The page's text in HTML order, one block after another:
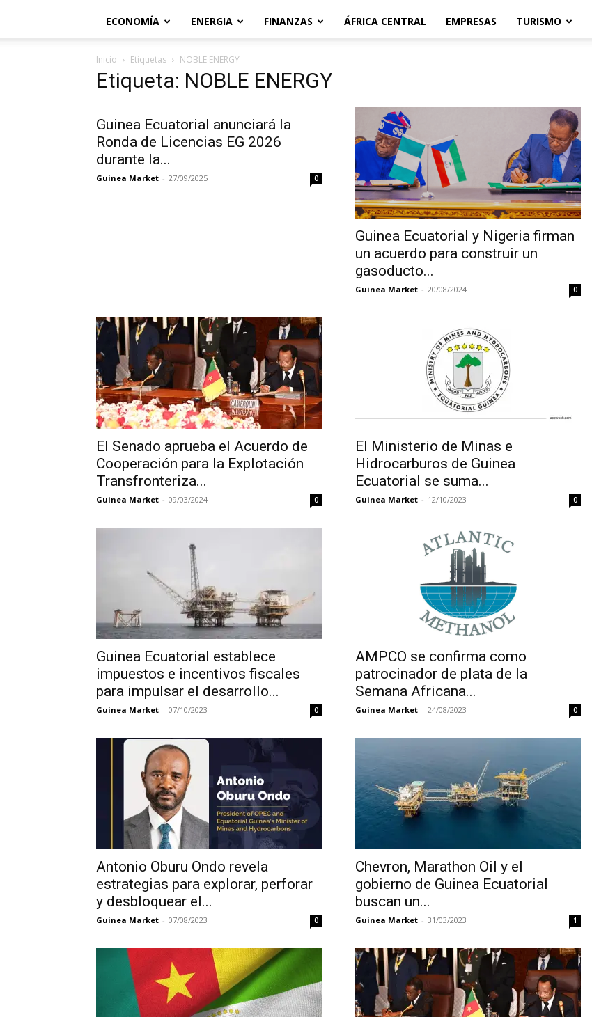
ECONOMÍA ENERGIA FINANZAS ÁFRICA CENTRAL EMPRESAS TURISMO
Inicio Etiquetas NOBLE ENERGY
Etiqueta: NOBLE ENERGY
Guinea Ecuatorial anunciará la
Ronda de Licencias EG 2026
durante la...
Guinea Market - 27/09/2025 0
Guinea Ecuatorial y Nigeria firman
un acuerdo para construir un
gasoducto...
Guinea Market - 20/08/2024 0
El Senado aprueba el Acuerdo de
Cooperación para la Explotación
Transfronteriza...
Guinea Market - 09/03/2024 0
El Ministerio de Minas e
Hidrocarburos de Guinea
Ecuatorial se suma...
Guinea Market - 12/10/2023 0
Guinea Ecuatorial establece
impuestos e incentivos fiscales
para impulsar el desarrollo...
Guinea Market - 07/10/2023 0
AMPCO se confirma como
patrocinador de plata de la
Semana Africana...
Guinea Market - 24/08/2023 0
Antonio Oburu Ondo revela
estrategias para explorar, perforar
y desbloquear el...
Guinea Market - 07/08/2023 0
Chevron, Marathon Oil y el
gobierno de Guinea Ecuatorial
buscan un...
Guinea Market - 31/03/2023 1